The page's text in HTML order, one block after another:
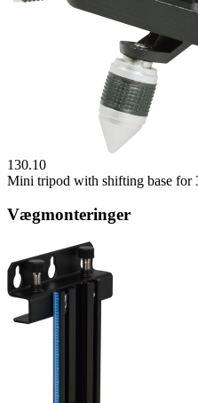
130.10
Mini tripod with shifting base for
Vægmonteringer